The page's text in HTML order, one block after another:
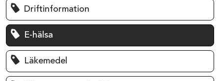
Driftinformation
E-hälsa
Läkemedel